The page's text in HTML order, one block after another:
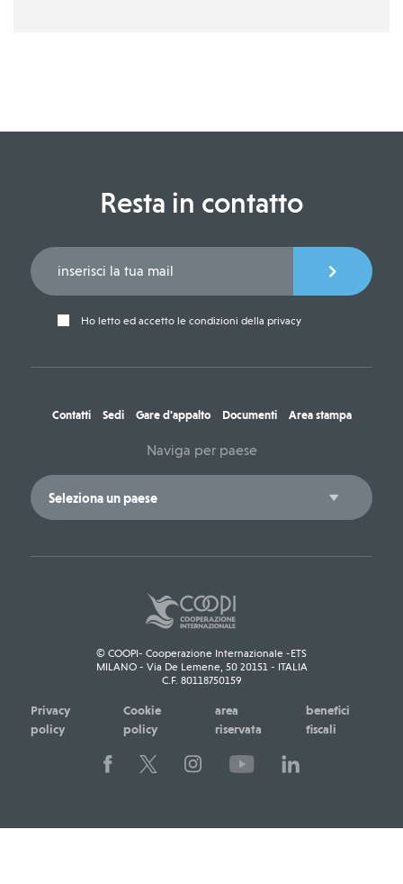
Resta in contatto
Ho letto ed accetto le condizioni della privacy
Contatti Sedi Gare d'appalto Documenti Area stampa
Naviga per paese
© COOPI- Cooperazione Internazionale -ETS
MILANO - Via De Lemene, 50 20151 - ITALIA
C.F. 80118750159
Privacy
policy
Cookie
policy
area
riservata
benefici
fiscali